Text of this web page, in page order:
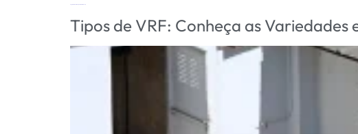
Tipos de VRF: Conheça as Variedades